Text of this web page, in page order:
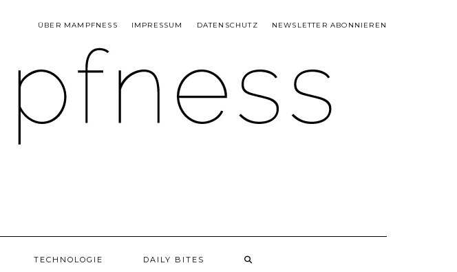
ÜBER MAMPFNESS IMPRESSUM DATENSCHUTZ NEWSLETTER ABONNIEREN
TECHNOLOGIE DAILY BITES